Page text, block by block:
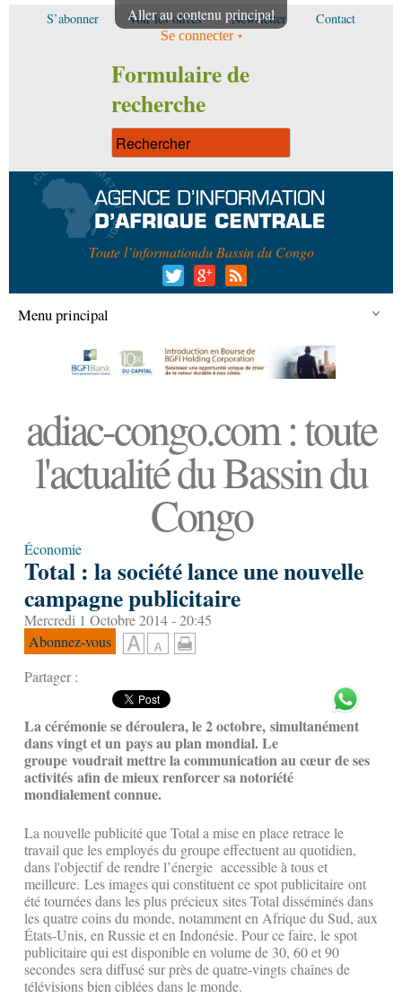
Aller au contenu principal
S’abonner Voir les offres Newsletter Contact
Se connecter
Formulaire de
recherche
Toute l’informationdu Bassin du Congo
Menu principal
adiac-congo.com : toute
l'actualité du Bassin du
Congo
Économie
Total : la société lance une nouvelle
campagne publicitaire
Mercredi 1 Octobre 2014 - 20:45
Abonnez-vous
Partager :
La cérémonie se déroulera, le 2 octobre, simultanément
dans vingt et un pays au plan mondial. Le
groupe voudrait mettre la communication au cœur de ses
activités afin de mieux renforcer sa notoriété
mondialement connue.
La nouvelle publicité que Total a mise en place retrace le
travail que les employés du groupe effectuent au quotidien,
dans l'objectif de rendre l’énergie accessible à tous et
meilleure. Les images qui constituent ce spot publicitaire ont
été tournées dans les plus précieux sites Total disséminés dans
les quatre coins du monde, notamment en Afrique du Sud, aux
États-Unis, en Russie et en Indonésie. Pour ce faire, le spot
publicitaire qui est disponible en volume de 30, 60 et 90
secondes sera diffusé sur près de quatre-vingts chaînes de
télévisions bien ciblées dans le monde.